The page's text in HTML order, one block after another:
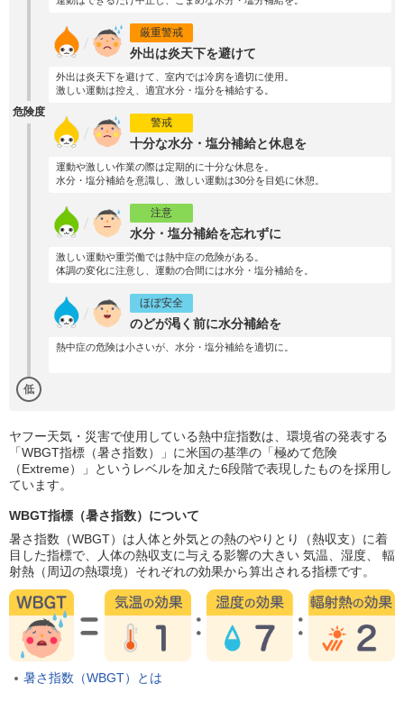
危険度
低
厳重警戒
外出は炎天下を避けて
外出は炎天下を避けて、室内では冷房を適切に使用。
激しい運動は控え、適宜水分・塩分を補給する。
警戒
十分な水分・塩分補給と休息を
運動や激しい作業の際は定期的に十分な休息を。
水分・塩分補給を意識し、激しい運動は30分を目処に休憩。
注意
水分・塩分補給を忘れずに
激しい運動や重労働では熱中症の危険がある。
体調の変化に注意し、運動の合間には水分・塩分補給を。
ほぼ安全
のどが渇く前に水分補給を
熱中症の危険は小さいが、水分・塩分補給を適切に。
ヤフー天気・災害で使用している熱中症指数は、環境省の発表する
「WBGT指標（暑さ指数）」に米国の基準の「極めて危険
（Extreme）」というレベルを加えた6段階で表現したものを採用し
ています。
WBGT指標（暑さ指数）について
暑さ指数（WBGT）は人体と外気との熱のやりとり（熱収支）に着
目した指標で、人体の熱収支に与える影響の大きい 気温、湿度、 輻
射熱（周辺の熱環境）それぞれの効果から算出される指標です。
暑さ指数（WBGT）とは